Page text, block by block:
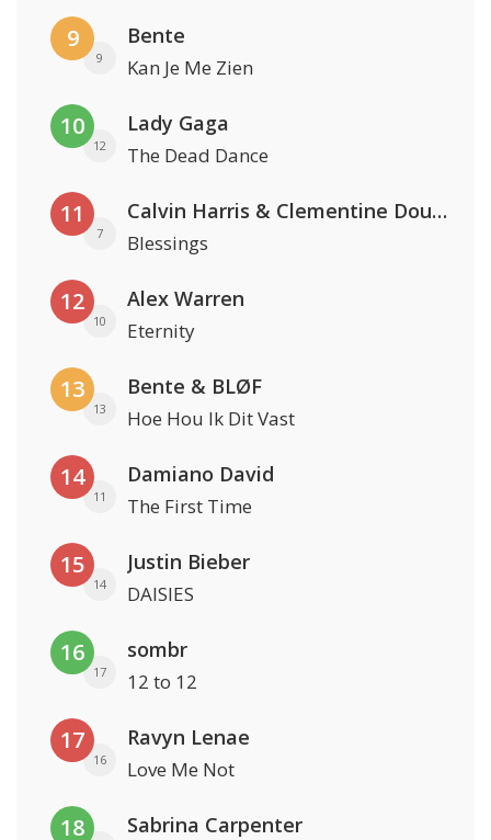
9
9
Bente
Kan Je Me Zien
10
12
Lady Gaga
The Dead Dance
11
7
Calvin Harris & Clementine Douglas
Blessings
12
10
Alex Warren
Eternity
13
13
Bente & BLØF
Hoe Hou Ik Dit Vast
14
11
Damiano David
The First Time
15
14
Justin Bieber
DAISIES
16
17
sombr
12 to 12
17
16
Ravyn Lenae
Love Me Not
18 Sabrina Carpenter